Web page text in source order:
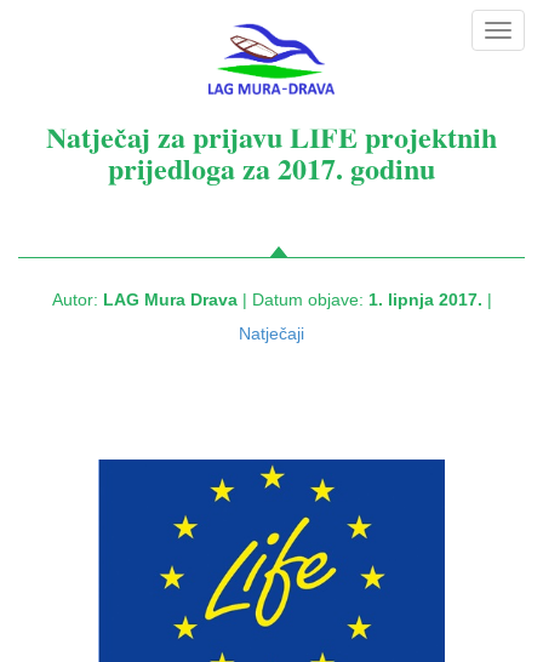
Natječaj za prijavu LIFE projektnih
prijedloga za 2017. godinu
Autor: LAG Mura Drava| Datum objave: 1. lipnja 2017. |
Natječaji